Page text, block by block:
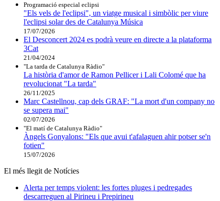
Programació especial eclipsi
"Els vels de l'eclipsi", un viatge musical i simbòlic per viure
l'eclipsi solar des de Catalunya Música
17/07/2026
El Desconcert 2024 es podrà veure en directe a la plataforma
3Cat
21/04/2024
"La tarda de Catalunya Ràdio"
La història d'amor de Ramon Pellicer i Lali Colomé que ha
revolucionat "La tarda"
26/11/2025
Marc Castellnou, cap dels GRAF: "La mort d'un company no
se supera mai"
02/07/2026
"El matí de Catalunya Ràdio"
Àngels Gonyalons: "Els que avui t'afalaguen ahir potser se'n
fotien"
15/07/2026
El més llegit de Notícies
Alerta per temps violent: les fortes pluges i pedregades
descarreguen al Pirineu i Prepirineu